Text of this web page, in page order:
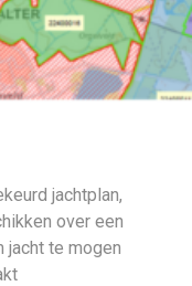
jachtplan,
over een
jacht te mogen